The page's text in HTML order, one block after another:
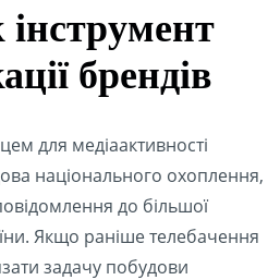
інструмент
брендів
для медіаактивності
національного охоплення,
до більшої
Якщо раніше телебачення
задачу побудови